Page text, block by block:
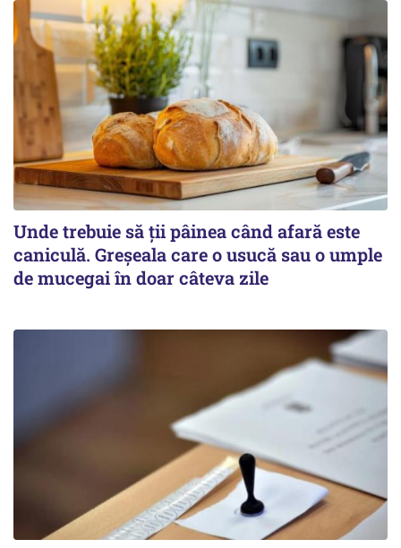
Unde trebuie să ții pâinea când afară este
caniculă. Greșeala care o usucă sau o umple
de mucegai în doar câteva zile